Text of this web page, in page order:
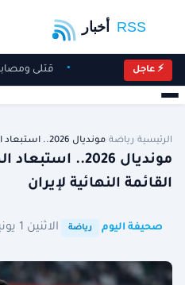
⚡ عاجل قتلى
الرئيسية رياضة مونديال 2026.. استبعاد الهداف سردار أزمون عن…
مونديال 2026..
القائمة النهائية لإيران
صحيفة اليوم رياضة الاثنين 1 يونيو 2026 — 21:13 توقيت الرياض